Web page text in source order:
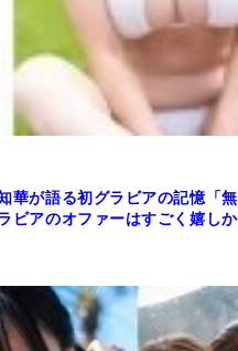
華が語る初グラビアの記憶「無
ビアのオファーはすごく嬉しか